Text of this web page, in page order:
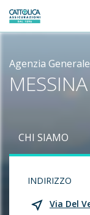
Generali logo
Agenzia
CHI SIAMO
INDIRIZZO
Via Del